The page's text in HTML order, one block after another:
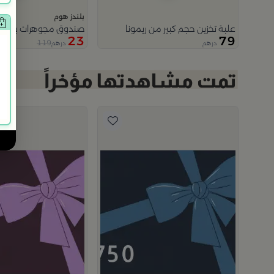
علبة تخزين حجم كبير من ريمونا
79 درهم
بلندز هوم
صندوق مجوهرات بيج
23 درهم119